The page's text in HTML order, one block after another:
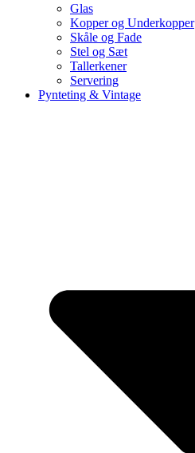
Glas
Kopper og Underkopper
Skåle og Fade
Stel og Sæt
Tallerkener
Servering
Pynteting & Vintage